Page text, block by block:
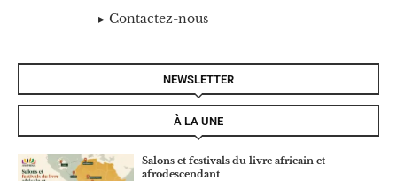
Contactez-nous
NEWSLETTER
À LA UNE
Salons et festivals du livre africain et
afrodescendant